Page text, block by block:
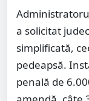
a solicitat
simplificată,
pedeapsă.
penală de